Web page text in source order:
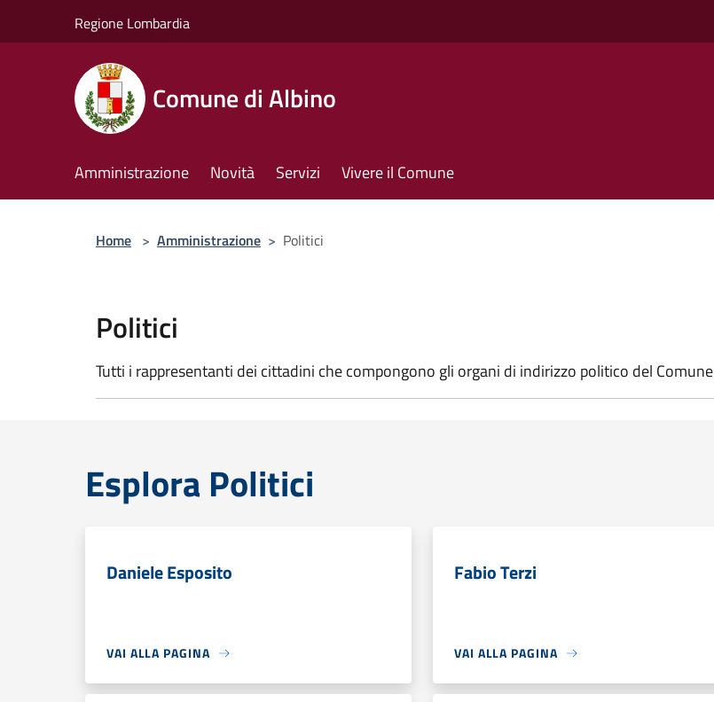
Regione Lombardia
Comune di Albino
Amministrazione Novità Servizi Vivere il Comune
Home > Amministrazione > Politici
Politici
Tutti i rappresentanti dei cittadini che compongono gli organi di indirizzo politico del Comune
Esplora Politici
Daniele Esposito
VAI ALLA PAGINA
Fabio Terzi
VAI ALLA PAGINA